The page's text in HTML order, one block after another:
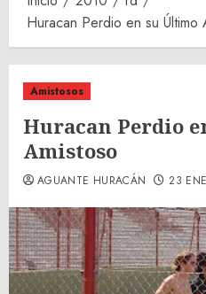
Huracan Perdio en su Último
Amistosos
Huracan Perdio
Amistoso
AGUANTE HURACÁN 23